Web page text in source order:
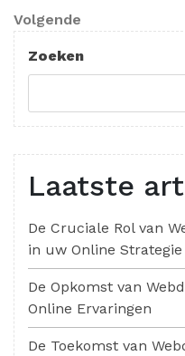
Volgend
bericht
Volgende
Zoeken
Laatste
De Cruciale Rol van
in uw Online Strategie
De Opkomst van
Online Ervaringen
De Toekomst van